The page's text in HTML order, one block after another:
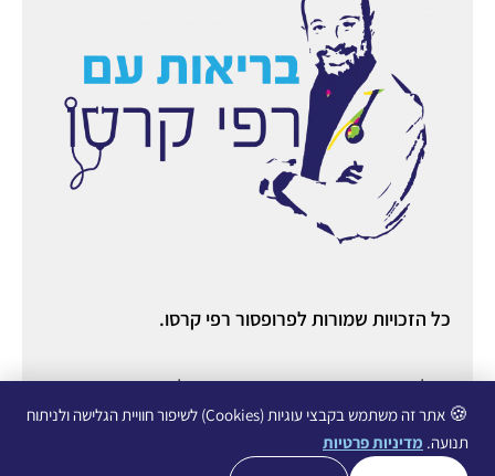
כל הזכויות שמורות לפרופסור רפי קרסו.
ניהול ואחסון אתר:יניב מורוזובסקי○ ניהול תוכן ורשתות
חברתיות:עופרי גליכמן ○הצהרת נגישות○מדיניות פרטיות 🍪
אתר זה משתמש בקבצי עוגיות (Cookies) לשיפור חוויית הגלישה ולניתוח
תנועה. מדיניות פרטיות